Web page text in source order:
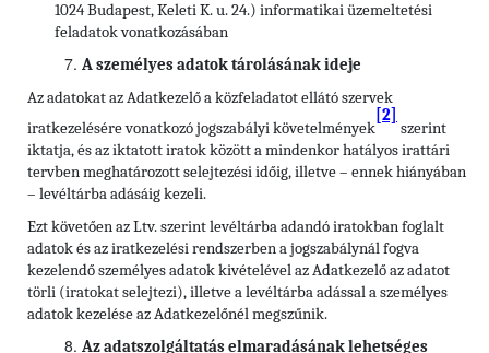
1024 Budapest, Keleti K. u. 24.) informatikai üzemeltetési
feladatok vonatkozásában
A személyes adatok tárolásának ideje
Az adatokat az Adatkezelő a közfeladatot ellátó szervek
iratkezelésére vonatkozó jogszabályi követelmények
[2]
szerint
iktatja, és az iktatott iratok között a mindenkor hatályos irattári
tervben meghatározott selejtezési időig, illetve – ennek hiányában
– levéltárba adásáig kezeli.
Ezt követően az Ltv. szerint levéltárba adandó iratokban foglalt
adatok és az iratkezelési rendszerben a jogszabálynál fogva
kezelendő személyes adatok kivételével az Adatkezelő az adatot
törli (iratokat selejtezi), illetve a levéltárba adással a személyes
adatok kezelése az Adatkezelőnél megszűnik.
Az adatszolgáltatás elmaradásának lehetséges